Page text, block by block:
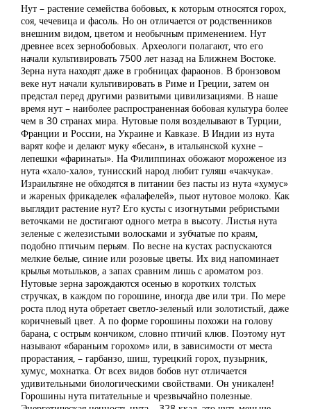
Нут – растение семейства бобовых, к которым относятся горох,
соя, чечевица и фасоль. Но он отличается от родственников
внешним видом, цветом и необычным применением. Нут
древнее всех зернобобовых. Археологи полагают, что его
начали культивировать 7500 лет назад на Ближнем Востоке.
Зерна нута находят даже в гробницах фараонов. В бронзовом
веке нут начали культивировать в Риме и Греции, затем он
предстал перед другими развитыми цивилизациями. В наше
время нут – наиболее распространенная бобовая культура более
чем в 30 странах мира. Нутовые поля возделывают в Турции,
Франции и России, на Украине и Кавказе. В Индии из нута
варят кофе и делают муку «бесан», в итальянской кухне –
лепешки «фаринаты». На Филиппинах обожают мороженое из
нута «хало-хало», тунисский народ любит гуляш «чакчука».
Израильтяне не обходятся в питании без пасты из нута «хумус»
и жареных фрикаделек «фалафелей», пьют нутовое молоко. Как
выглядит растение нут? Его кусты с изогнутыми ребристыми
веточками не достигают одного метра в высоту. Листья нута
зеленые с железистыми волосками и зубчатые по краям,
подобно птичьим перьям. По весне на кустах распускаются
мелкие белые, синие или розовые цветы. Их вид напоминает
крылья мотыльков, а запах сравним лишь с ароматом роз.
Нутовые зерна зарождаются осенью в коротких толстых
стручках, в каждом по горошине, иногда две или три. По мере
роста плод нута обретает светло-зеленый или золотистый, даже
коричневый цвет. А по форме горошины похожи на голову
барана, с острым кончиком, словно птичий клюв. Поэтому нут
называют «бараньим горохом» или, в зависимости от места
прорастания, – гарбанзо, шиш, турецкий горох, пузырник,
хумус, мохнатка. От всех видов бобов нут отличается
удивительными биологическими свойствами. Он уникален!
Горошины нута питательные и чрезвычайно полезные.